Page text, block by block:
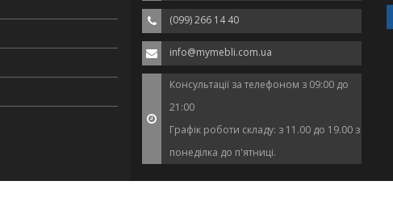
(099) 266 14 40
info@mymebli.com.ua
Консультації за телефоном з 09:00 до
21:00
Графік роботи складу: з 11.00 до 19.00 з
понеділка до п'ятниці.